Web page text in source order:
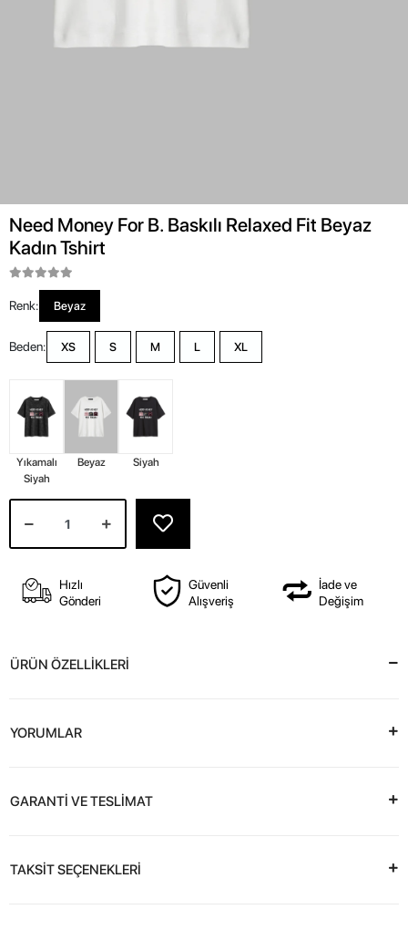
Need Money For B. Baskılı Relaxed Fit Beyaz
Kadın Tshirt
Renk: Beyaz
Beden: XS S M L XL
Yıkamalı
Siyah
Beyaz Siyah
Hızlı
Gönderi
Güvenli
Alışveriş
İade ve
Değişim
ÜRÜN ÖZELLİKLERİ
YORUMLAR
GARANTİ VE TESLİMAT
TAKSİT SEÇENEKLERİ